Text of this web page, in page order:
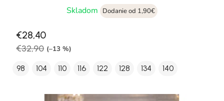
Skladom
Dodanie od 1,90€
€28,40
€32,90 (–13 %)
98 104 110 116 122 128 134 140